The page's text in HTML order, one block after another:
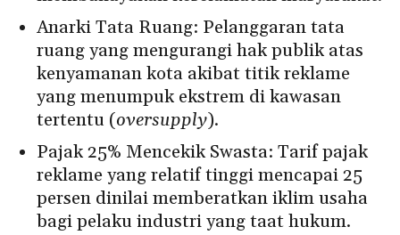
Anarki Tata Ruang: Pelanggaran tata
ruang yang mengurangi hak publik atas
kenyamanan kota akibat titik reklame
yang menumpuk ekstrem di kawasan
tertentu (oversupply).
Pajak 25% Mencekik Swasta: Tarif pajak
reklame yang relatif tinggi mencapai 25
persen dinilai memberatkan iklim usaha
bagi pelaku industri yang taat hukum.